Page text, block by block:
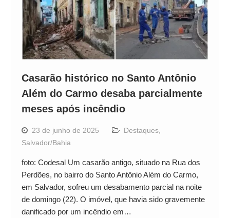
Casarão histórico no Santo Antônio
Além do Carmo desaba parcialmente
meses após incêndio
23 de junho de 2025 Destaques,
Salvador/Bahia
foto: Codesal Um casarão antigo, situado na Rua dos
Perdões, no bairro do Santo Antônio Além do Carmo,
em Salvador, sofreu um desabamento parcial na noite
de domingo (22). O imóvel, que havia sido gravemente
danificado por um incêndio em…